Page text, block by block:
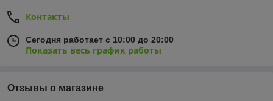
Контакты
Сегодня работает с 10:00 до 20:00
Показать весь график работы
Отзывы о магазине